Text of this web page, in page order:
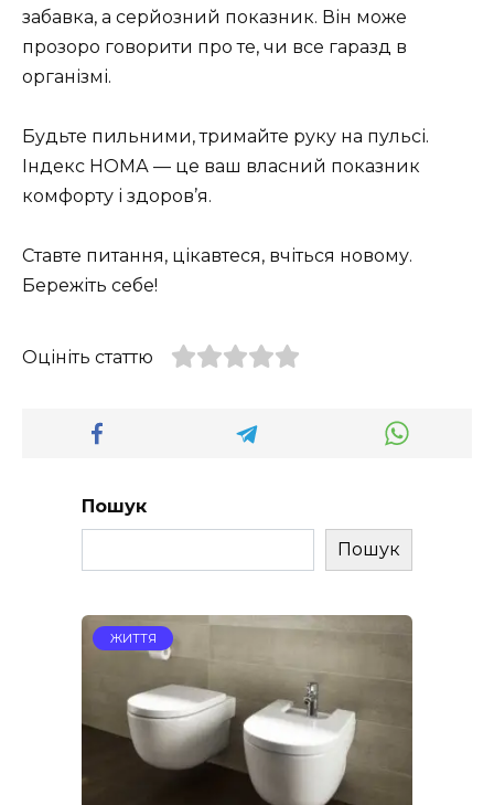
забавка, а серйозний показник. Він може
прозоро говорити про те, чи все гаразд в
організмі.
Будьте пильними, тримайте руку на пульсі.
Індекс НОМА — це ваш власний показник
комфорту і здоров’я.
Ставте питання, цікавтеся, вчіться новому.
Бережіть себе!
Оцініть статтю
Пошук
Пошук
ЖИТТЯ